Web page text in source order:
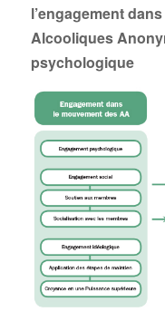
l’engagement
Alcooliques
psychologique